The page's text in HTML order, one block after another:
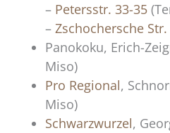
– Petersstr. 33-35
– Zschochersche Str.
Panokoku, Erich-
Miso)
Pro Regional,
Miso)
Schwarzwurzel,